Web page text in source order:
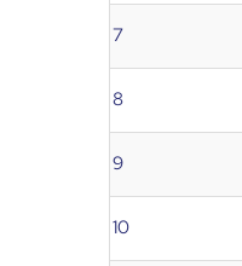
7
8
9
10